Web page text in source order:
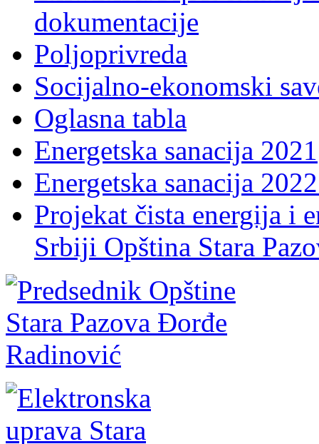
dokumentacije
Poljoprivreda
Socijalno-ekonomski
Oglasna tabla
Energetska sanacija 2021
Energetska sanacija
Projekat čista energija i
Srbiji Opština Stara